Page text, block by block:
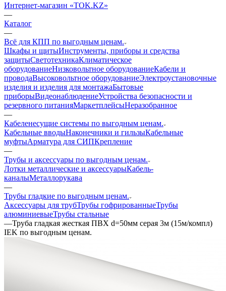
Интернет-магазин «TOK.KZ»
—
Каталог
—
Всё для КПП по выгодным ценам.
Шкафы и щитыИнструменты, приборы и средства
защитыСветотехникаКлиматическое
оборудованиеНизковольтное оборудованиеКабели и
проводаВысоковольтное оборудованиеЭлектроустановочные
изделия и изделия для монтажаБытовые
приборыВидеонаблюдениеУстройства безопасности и
резервного питанияМаркетплейсыНеразобранное
—
Кабеленесущие системы по выгодным ценам.
Кабельные вводыНаконечники и гильзыКабельные
муфтыАрматура для СИПКрепление
—
Трубы и аксессуары по выгодным ценам.
Лотки металлические и аксессуарыКабель-
каналыМеталлорукава
—
Трубы гладкие по выгодным ценам.
Аксессуары для трубТрубы гофрированныеТрубы
алюминиевыеТрубы стальные
—Труба гладкая жесткая ПВХ d=50мм серая 3м (15м/компл)
IEK по выгодным ценам.